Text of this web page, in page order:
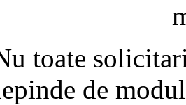
toate
de